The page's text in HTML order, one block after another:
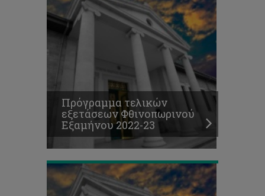
Πρόγραμμα τελικών
εξετάσεων Φθινοπωρινού
Εξαμήνου 2022-23
Προκήρυξη
θέσεων
για
σπουδές
διδακτορικού
-
Έναρξη
σπουδών
Ιανουάριος
2023